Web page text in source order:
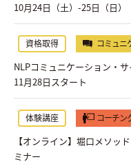
10月24日（土）-25日（日）
資格取得 コミュニ
NLPコミュニケーション・
11月28日スタート
体験講座 コーチン
【オンライン】堀口メソッ
ミナー